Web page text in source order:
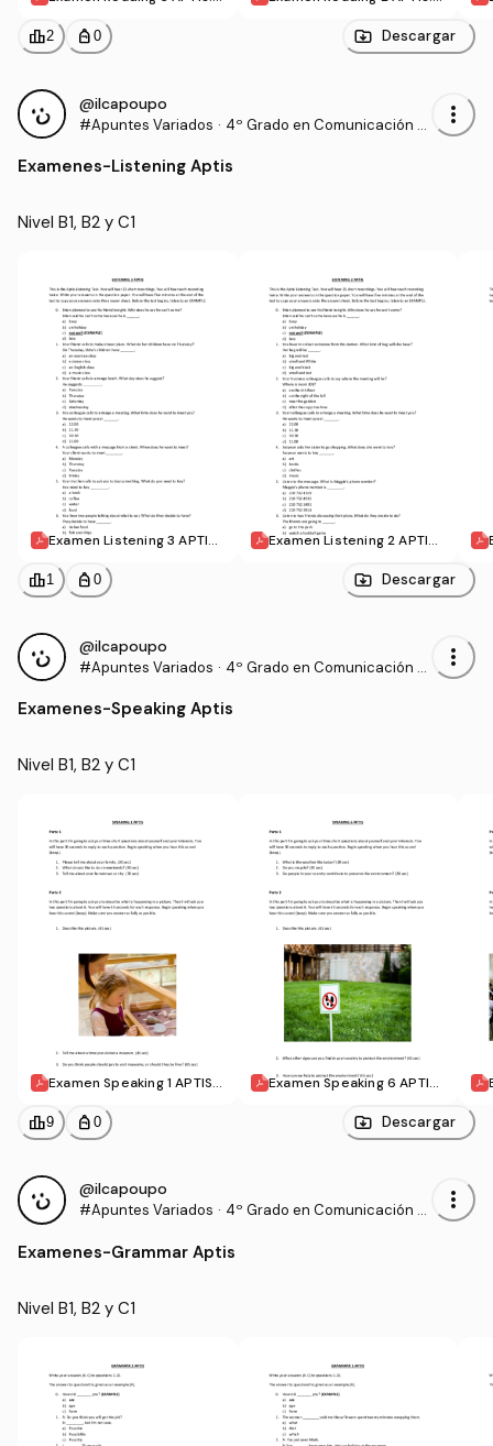
leaderboard2 personal_bag 0 Descargar
@ilcapoupo
#Apuntes Variados · 4º Grado en Comunicación A
more_vert
Examenes-Listening Aptis
Nivel B1, B2 y C1
Examen Listening 3 APTIS.
Examen Listening 2 APTIS.
leaderboard1 personal_bag 0 Descargar
@ilcapoupo
#Apuntes Variados · 4º Grado en Comunicación A
more_vert
Examenes-Speaking Aptis
Nivel B1, B2 y C1
Examen Speaking 1 APTIS.
Examen Speaking 6 APTIS.
leaderboard9 personal_bag 0 Descargar
@ilcapoupo
#Apuntes Variados · 4º Grado en Comunicación A
more_vert
Examenes-Grammar Aptis
Nivel B1, B2 y C1